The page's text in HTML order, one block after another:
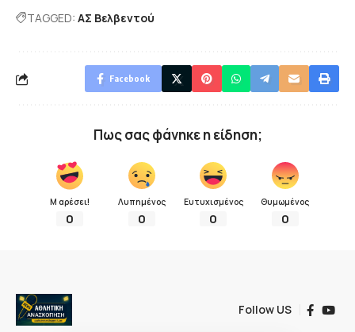
TAGGED: ΑΣ Βελβεντού
Facebook
Πως σας φάνηκε η είδηση;
Μ αρέσει!
0
Λυπημένος
0
Ευτυχισμένος
0
Θυμωμένος
0
Follow US